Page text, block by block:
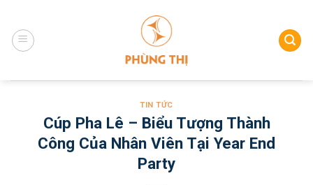
content
TIN TỨC
Cúp Pha Lê – Biểu Tượng Thành
Công Của Nhân Viên Tại Year End
Party